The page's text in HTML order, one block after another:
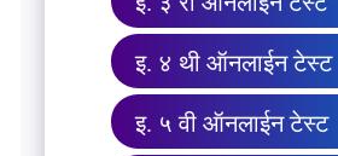
इ. ४ थी ऑनलाईन टेस्ट
इ. ५ वी ऑनलाईन टेस्ट